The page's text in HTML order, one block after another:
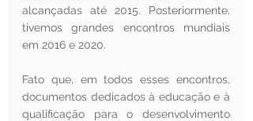
alcançadas até 2015. Posteriormente,
tivemos grandes encontros mundiais
em 2016 e 2020.
Fato que, em todos esses encontros,
documentos dedicados à educação e à
qualificação para o desenvolvimento